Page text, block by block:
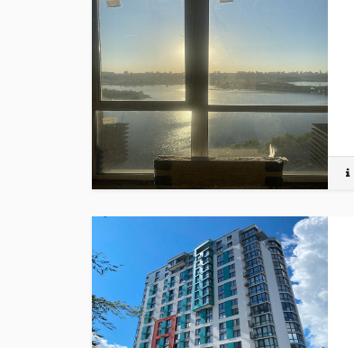
РЕКОМЕНДУЄМО
РЕКОМЕНДУЄМО / ЗНИЖКА TOP